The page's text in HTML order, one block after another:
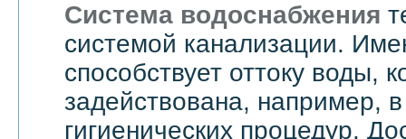
Система водоснабжения
системой канализации.
способствует оттоку воды,
задействована, например,
гигиенических процедур.